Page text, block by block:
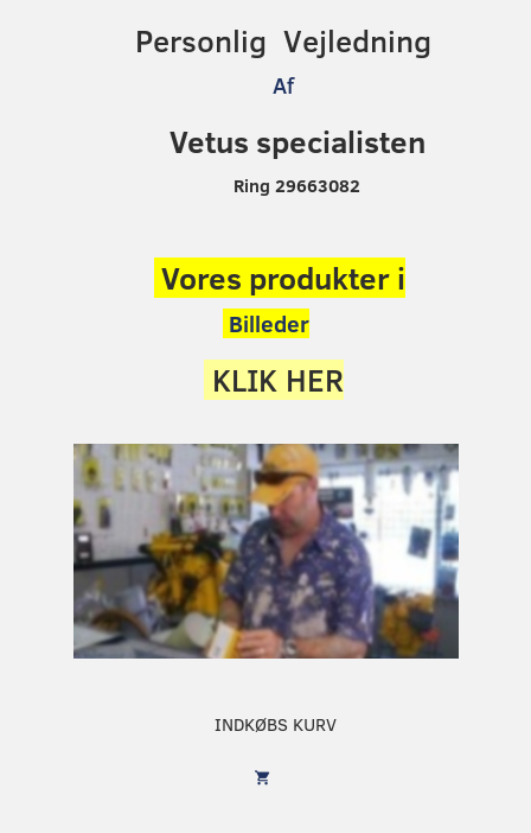
Personlig Vejledning
Af
Vetus specialisten
Ring 29663082
Vores produkter i
Billeder
KLIK HER
INDKØBS KURV